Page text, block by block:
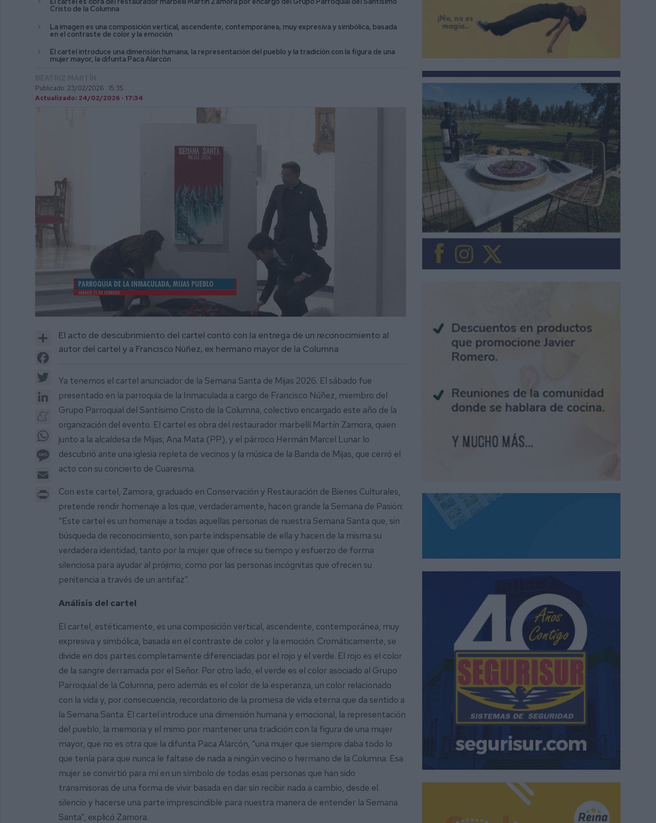
Cristo de la Columna
La imagen es una composición vertical, ascendente, contemporánea, muy expresiva y simbólica, basada
en el contraste de color y la emoción
El cartel introduce una dimensión humana, la representación del pueblo y la tradición con la figura de una
mujer mayor, la difunta Paca Alarcón
Publicado: 23/02/2026 · 15:35
Actualizado: 24/02/2026 · 17:34
5
minutes,
50
seconds
Share
Facebook
LinkedIn
Meneame
WhatsApp
Message
Email
Print
El acto de descubrimiento del cartel contó con la entrega de un reconocimiento al
autor del cartel y a Francisco Núñez, ex hermano mayor de la Columna
Ya tenemos el cartel anunciador de la Semana Santa de Mijas 2026. El sábado fue
presentado en la parroquia de la Inmaculada a cargo de Francisco Núñez, miembro del
Grupo Parroquial del Santísimo Cristo de la Columna, colectivo encargado este año de la
organización del evento. El cartel es obra del restaurador marbellí Martín Zamora, quien
junto a la alcaldesa de Mijas, Ana Mata (PP), y el párroco Hermán Marcel Lunar lo
descubrió ante una iglesia repleta de vecinos y la música de la Banda de Mijas, que cerró el
acto con su concierto de Cuaresma.
Con este cartel, Zamora, graduado en Conservación y Restauración de Bienes Culturales,
pretende rendir homenaje a los que, verdaderamente, hacen grande la Semana de Pasión:
“Este cartel es un homenaje a todas aquellas personas de nuestra Semana Santa que, sin
búsqueda de reconocimiento, son parte indispensable de ella y hacen de la misma su
verdadera identidad, tanto por la mujer que ofrece su tiempo y esfuerzo de forma
silenciosa para ayudar al prójimo, como por las personas incógnitas que ofrecen su
penitencia a través de un antifaz”.
Análisis del cartel
El cartel, estéticamente, es una composición vertical, ascendente, contemporánea, muy
expresiva y simbólica, basada en el contraste de color y la emoción. Cromáticamente, se
divide en dos partes completamente diferenciadas por el rojo y el verde. El rojo es el color
de la sangre derramada por el Señor. Por otro lado, el verde es el color asociado al Grupo
Parroquial de la Columna, pero además es el color de la esperanza, un color relacionado
con la vida y, por consecuencia, recordatorio de la promesa de vida eterna que da sentido a
la Semana Santa. El cartel introduce una dimensión humana y emocional, la representación
del pueblo, la memoria y el mimo por mantener una tradición con la figura de una mujer
mayor, que no es otra que la difunta Paca Alarcón, “una mujer que siempre daba todo lo
que tenía para que nunca le faltase de nada a ningún vecino o hermano de la Columna. Esa
mujer se convirtió para mí en un símbolo de todas esas personas que han sido
transmisoras de una forma de vivir basada en dar sin recibir nada a cambio, desde el
silencio y hacerse una parte imprescindible para nuestra manera de entender la Semana
Santa”, explicó Zamora.